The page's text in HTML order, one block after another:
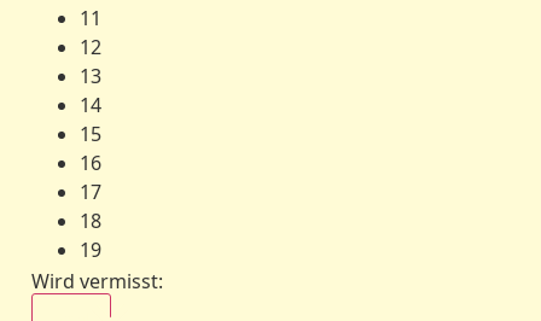
11
12
13
14
15
16
17
18
19
Wird vermisst: